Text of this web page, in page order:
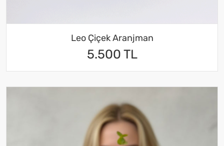
Leo Çiçek Aranjman
5.500 TL